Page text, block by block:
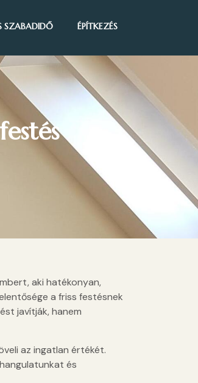
SZABADIDŐ ÉPÍTKEZÉS
aki hatékonyan,
a friss festésnek
javítják, hanem
az ingatlan értékét.
és